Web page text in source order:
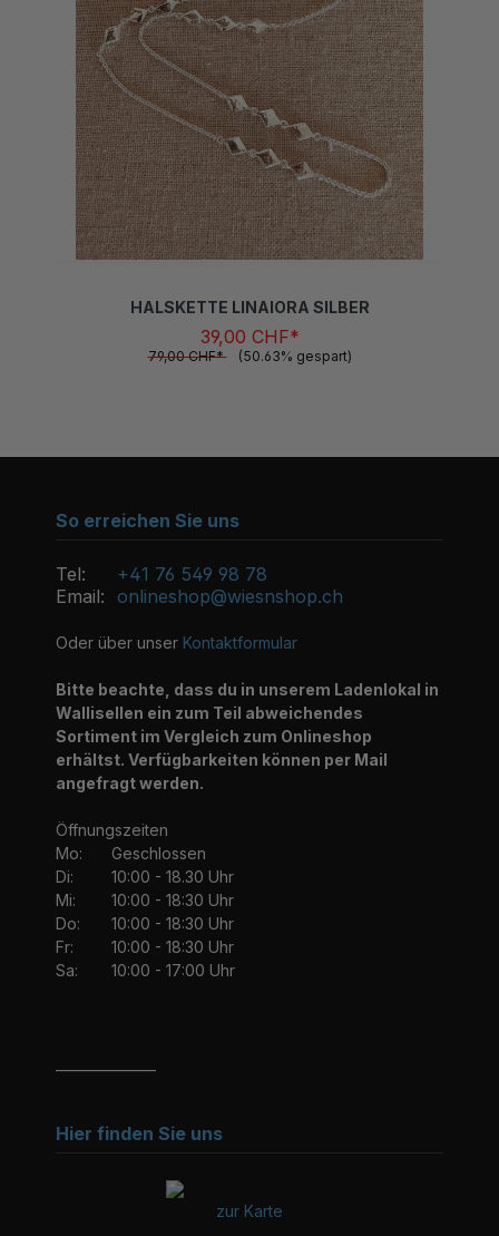
39,00 CHF*
79,00 CHF* (50.63% gespart)
So erreichen Sie uns
Tel:
+41 76 549 98 78
Email: onlineshop@wiesnshop.ch
Oder über unser Kontaktformular
Bitte beachte, dass du in unserem Ladenlokal in
Wallisellen ein zum Teil abweichendes
Sortiment im Vergleich zum Onlineshop
erhältst. Verfügbarkeiten können per Mail
angefragt werden.
Öffnungszeiten
Mo:
Geschlossen
Di:
10:00 - 18.30 Uhr
Mi:
10:00 - 18:30 Uhr
Do:
10:00 - 18:30 Uhr
Fr:
10:00 - 18:30 Uhr
Sa:
10:00 - 17:00 Uhr
Hier finden Sie uns
zur Karte